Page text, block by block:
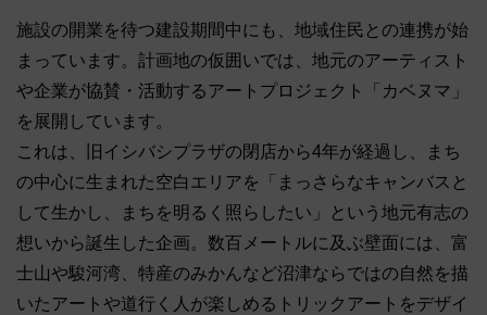
施設の開業を待つ建設期間中にも、地域住民との連携が始
まっています。計画地の仮囲いでは、地元のアーティスト
や企業が協賛・活動するアートプロジェクト「カベヌマ」
を展開しています。
これは、旧イシバシプラザの閉店から4年が経過し、まち
の中心に生まれた空白エリアを「まっさらなキャンバスと
して生かし、まちを明るく照らしたい」という地元有志の
想いから誕生した企画。数百メートルに及ぶ壁面には、富
士山や駿河湾、特産のみかんなど沼津ならではの自然を描
いたアートや道行く人が楽しめるトリックアートをデザイ